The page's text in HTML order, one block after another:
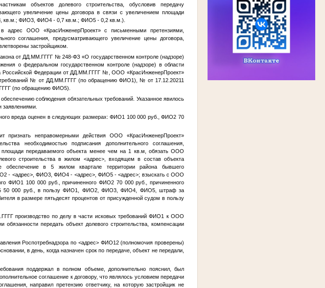
объектов долевого строительства, обусловив передачу
увеличение цены договора в связи с увеличением площади
кв.м.; ФИО3, ФИО4- 0,7 кв.м.; ФИО5- 0,2 кв.м.).
в адрес ООО «КрасИнженерПроект» с письменными претензиями,
соглашения, предусматривающего увеличение цены договора,
застройщиком.
от ДД.ММ.ГГГГ № 248-ФЗ «О государственном контроле (надзоре)
о федеральном государственном контроле (надзоре) в области
Российской Федерации от ДД.ММ.ГГГГ № , ООО «КрасИнженерПроект»
№ от ДД.ММ.ГГГГ(по обращению ФИО1), № от 17.12.20211
(по обращению ФИО5).
соблюдения обязательных требований. Указанное явилось
вреда оценен в следующих размерах:ФИО1 100 000 руб.,ФИО2 70
признать неправомерными действия ООО «КрасИнженерПроект»
необходимостью подписания дополнительного соглашения,
передаваемого объекта менее чем на 1 кв.м, обязать ООО
строительства в жилом <адрес>, входящем в состав объекта
обеспечение в 5 жилом квартале территории района бывшего
- <адрес>, ФИО3,ФИО4 - <адрес>, ФИО5-<адрес>; взыскать с ООО
ФИО1 100 000 руб., причиненногоФИО2 70 000 руб., причиненного
50 000 руб., в пользуФИО1 ФИО2, ФИО3,ФИО4 ФИО5, штраф за
в размере пятьдесят процентов от присужденной судом в пользу
производство по делу в части исковых требованийФИО1 к ООО
передать объект долевого строительства, компенсации
Роспотребнадзора по <адрес> ФИО12(полномочия проверены)
в день, когда назначен срок по передаче, объект не передали,
поддержал в полном объеме, дополнительно пояснил, был
соглашение к договору, что являлось условием передачи
направил претензию ответчику, на которую застройщик не